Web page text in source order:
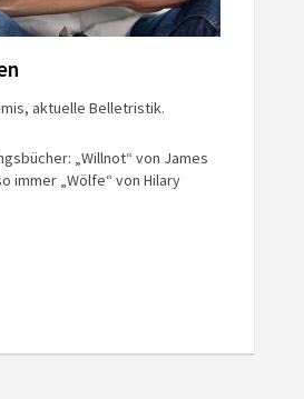
aktuelle Belletristik.
„Willnot“ von James
immer „Wölfe“ von Hilary